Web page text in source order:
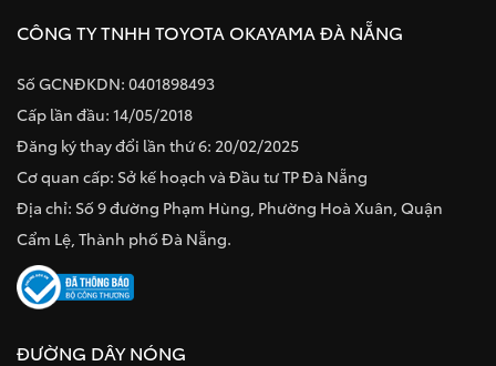
CÔNG TY TNHH TOYOTA OKAYAMA ĐÀ NẴNG
Số GCNĐKDN: 0401898493
Cấp lần đầu: 14/05/2018
Đăng ký thay đổi lần thứ 6: 20/02/2025
Cơ quan cấp: Sở kế hoạch và Đầu tư TP Đà Nẵng
Địa chỉ: Số 9 đường Phạm Hùng, Phường Hoà Xuân, Quận
Cẩm Lệ, Thành phố Đà Nẵng.
ĐƯỜNG DÂY NÓNG